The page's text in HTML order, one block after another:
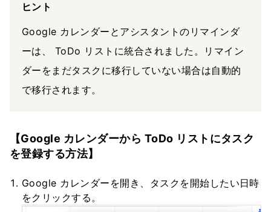
ヒント
Google カレンダーとアシスタントのリマインダ
ーは、 ToDo リストに統合されました。リマイン
ダーをまだタスクに移行していない場合は自動的
で移行されます。
【Google カレンダーから ToDo リストにタスク
を登録する方法】
Google カレンダーを開き、タスクを開始したい日時
をクリックする。